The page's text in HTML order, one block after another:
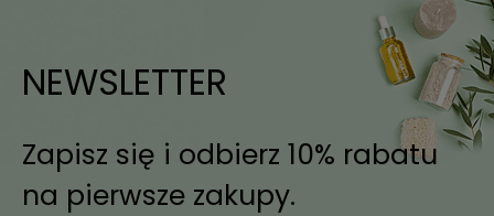
NEWSLETTER
Zapisz się i odbierz 10% rabatu
na pierwsze zakupy.